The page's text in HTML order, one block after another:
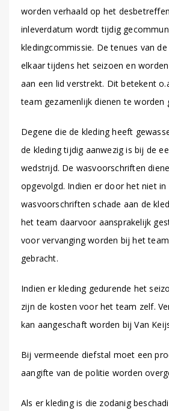
worden verhaald op het
inleverdatum wordt tijdig
kledingcommissie. De tenues van
elkaar tijdens het seizoen en
aan een lid verstrekt. Dit betekent
team gezamenlijk dienen te worden
Degene die de kleding heeft
de kleding tijdig aanwezig is bij de
wedstrijd. De wasvoorschriften
opgevolgd. Indien er door het niet
wasvoorschriften schade aan de
het team daarvoor aansprakelijk
voor vervanging worden bij het
gebracht.
Indien er kleding gedurende het
zijn de kosten voor het team zelf.
kan aangeschaft worden bij Van
Bij vermeende diefstal moet een
aangifte van de politie worden
Als er kleding is die zodanig